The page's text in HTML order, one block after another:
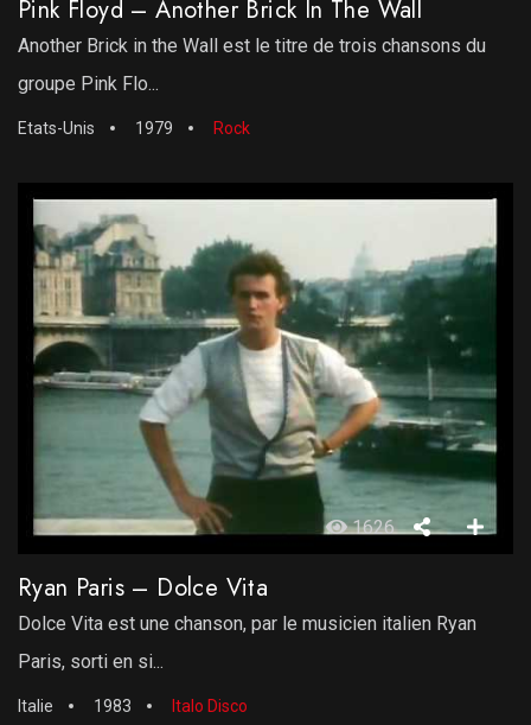
Pink Floyd – Another Brick In The Wall
Another Brick in the Wall est le titre de trois chansons du
groupe Pink Flo...
Etats-Unis 1979 Rock
1626
Ryan Paris – Dolce Vita
Dolce Vita est une chanson, par le musicien italien Ryan
Paris, sorti en si...
Italie 1983 Italo Disco